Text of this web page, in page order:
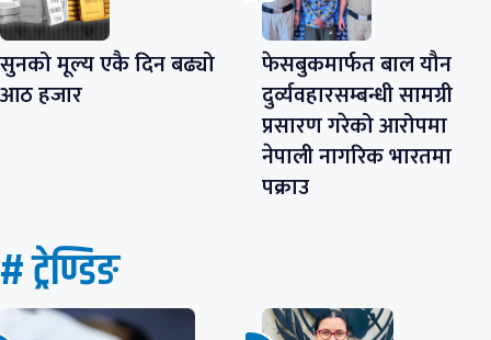
सुनको मूल्य एकै दिन बढ्यो
आठ हजार
फेसबुकमार्फत बाल यौन
दुर्व्यवहारसम्बन्धी सामग्री
प्रसारण गरेको आरोपमा
नेपाली नागरिक भारतमा
पक्राउ
# ट्रेण्डिङ